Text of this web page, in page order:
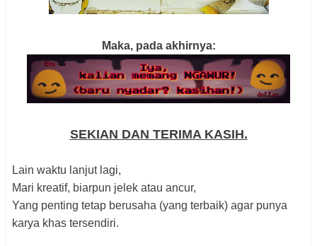
Maka, pada akhirnya:
SEKIAN DAN TERIMA KASIH.
Lain waktu lanjut lagi,
Mari kreatif, biarpun jelek atau ancur,
Yang penting tetap berusaha (yang terbaik) agar punya
karya khas tersendiri.